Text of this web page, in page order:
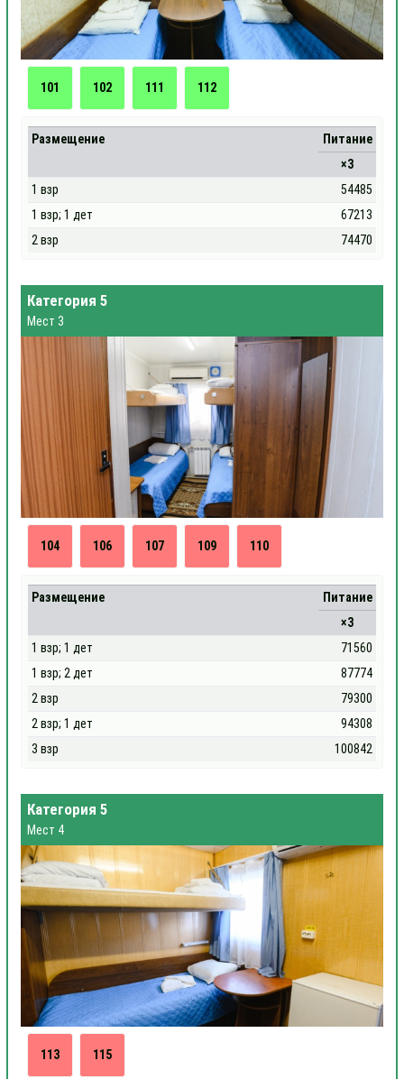
101 102 111 112
Размещение
Питание
×3
1 взр
54485
1 взр; 1 дет
67213
2 взр
74470
Категория 5
Мест 3
104 106 107 109 110
Размещение
Питание
×3
1 взр; 1 дет
71560
1 взр; 2 дет
87774
2 взр
79300
2 взр; 1 дет
94308
3 взр
100842
Категория 5
Мест 4
113 115